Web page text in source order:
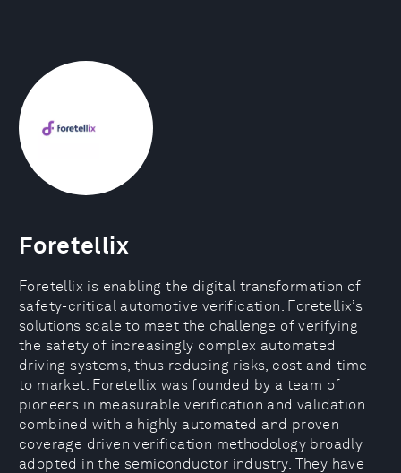
Foretellix
Foretellix is enabling the digital transformation of
safety-critical automotive verification. Foretellix’s
solutions scale to meet the challenge of verifying
the safety of increasingly complex automated
driving systems, thus reducing risks, cost and time
to market. Foretellix was founded by a team of
pioneers in measurable verification and validation
combined with a highly automated and proven
coverage driven verification methodology broadly
adopted in the semiconductor industry. They have